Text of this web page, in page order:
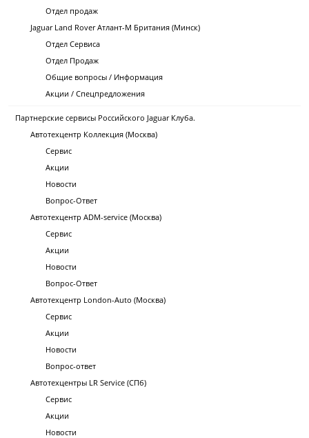
Отдел продаж
Jaguar Land Rover Атлант-М Британия (Минск)
Отдел Сервиса
Отдел Продаж
Общие вопросы / Информация
Акции / Спецпредложения
Партнерские сервисы Российского Jaguar Клуба.
Автотехцентр Коллекция (Москва)
Сервис
Акции
Новости
Вопрос-Ответ
Автотехцентр ADM-service (Москва)
Сервис
Акции
Новости
Вопрос-Ответ
Автотехцентр London-Auto (Москва)
Сервис
Акции
Новости
Вопрос-ответ
Автотехцентры LR Service (СПб)
Сервис
Акции
Новости